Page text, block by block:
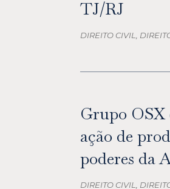
TJ/RJ
DIREITO CIVIL,
Grupo OSX
ação de
poderes da
DIREITO CIVIL,